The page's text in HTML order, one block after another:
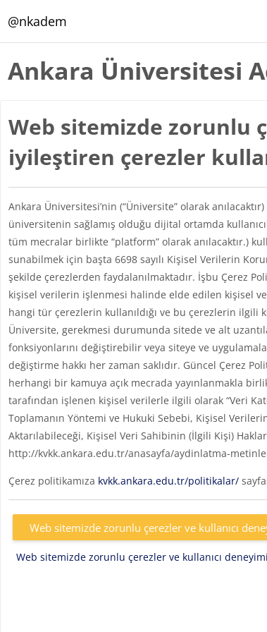
@nkadem
Ankara Üniversitesi
Web sitemizde zorunlu
iyileştiren çerezler
Ankara Üniversitesi’nin (“Üniversite” olarak
üniversitenin sağlamış olduğu dijital ortamda
tüm mecralar birlikte “platform” olarak anılacaktır.)
sunabilmek için başta 6698 sayılı Kişisel Verilerin
şekilde çerezlerden faydalanılmaktadır. İşbu Çerez
kişisel verilerin işlenmesi halinde elde edilen kişisel
hangi tür çerezlerin kullanıldığı ve bu çerezlerin ilgili
Üniversite, gerekmesi durumunda sitede ve alt
fonksiyonlarını değiştirebilir veya siteye ve
değiştirme hakkı her zaman saklıdır. Güncel Çerez
herhangi bir kamuya açık mecrada yayınlanmakla
tarafından işlenen kişisel verilerle ilgili olarak “Veri
Toplamanın Yöntemi ve Hukuki Sebebi, Kişisel
Aktarılabileceği, Kişisel Veri Sahibinin (İlgili Kişi)
http://kvkk.ankara.edu.tr/anasayfa/aydinlatma-
Çerez politikamıza kvkk.ankara.edu.tr/politikalar/
Web sitemizde zorunlu çerezler ve kullanıcı
Web sitemizde zorunlu çerezler ve kullanıcı